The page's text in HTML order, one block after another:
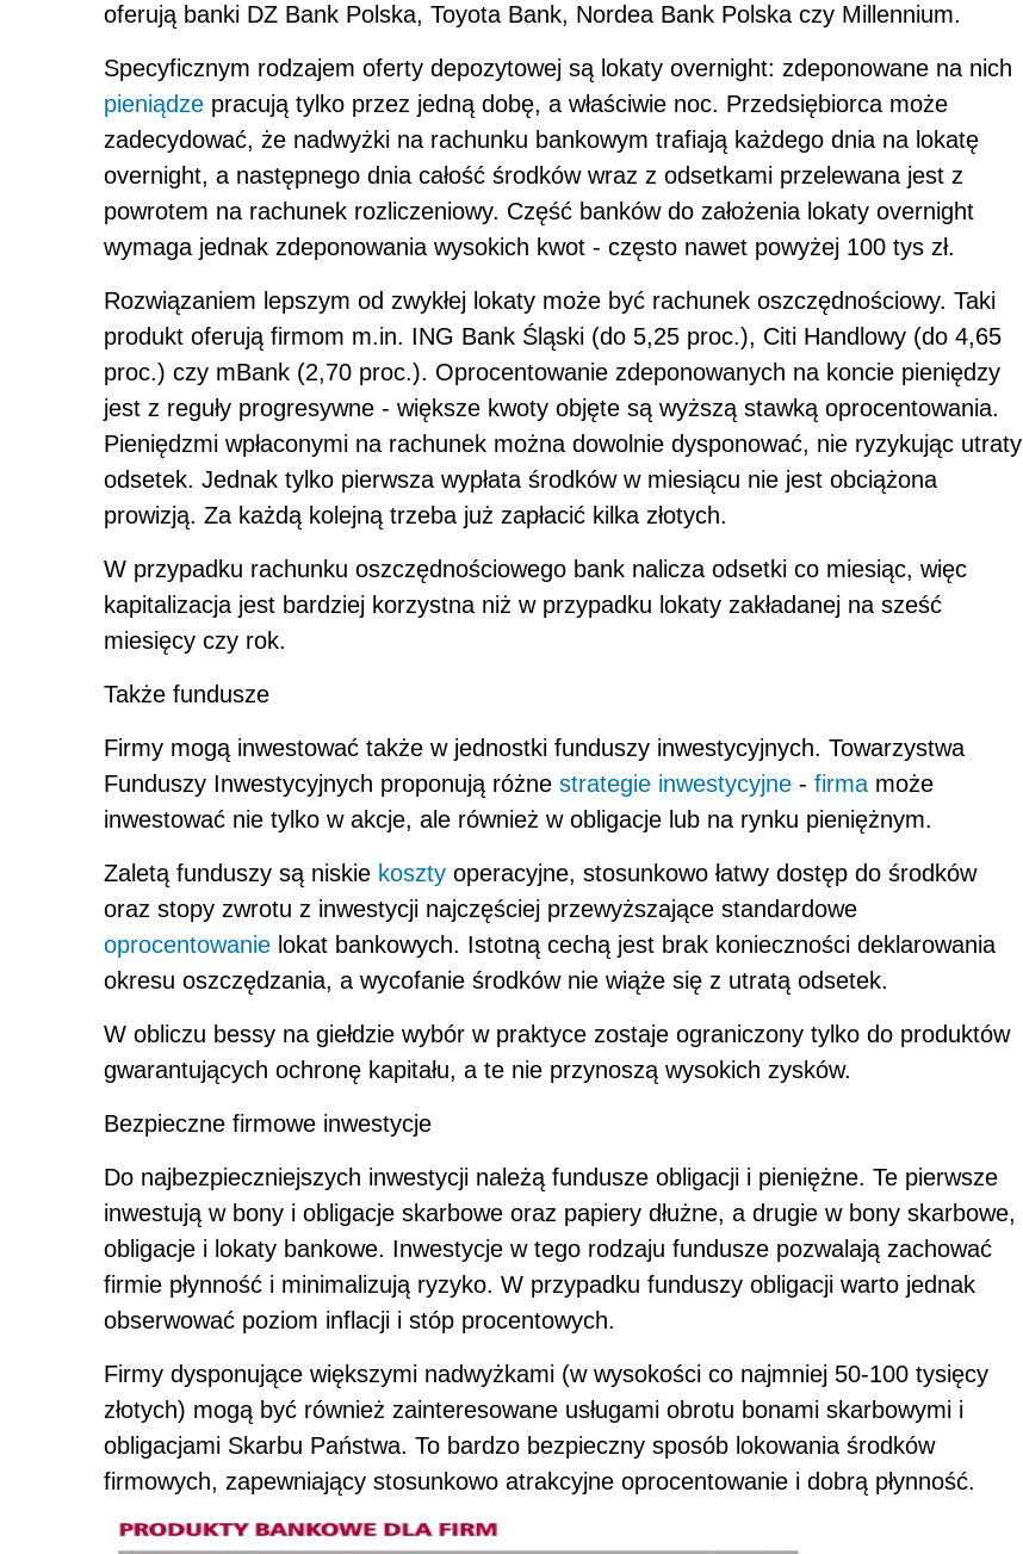
oferują banki DZ Bank Polska, Toyota Bank, Nordea Bank Polska czy Millennium.
Specyficznym rodzajem oferty depozytowej są lokaty overnight: zdeponowane na nich
pieniądze pracują tylko przez jedną dobę, a właściwie noc. Przedsiębiorca może
zadecydować, że nadwyżki na rachunku bankowym trafiają każdego dnia na lokatę
overnight, a następnego dnia całość środków wraz z odsetkami przelewana jest z
powrotem na rachunek rozliczeniowy. Część banków do założenia lokaty overnight
wymaga jednak zdeponowania wysokich kwot - często nawet powyżej 100 tys zł.
Rozwiązaniem lepszym od zwykłej lokaty może być rachunek oszczędnościowy. Taki
produkt oferują firmom m.in. ING Bank Śląski (do 5,25 proc.), Citi Handlowy (do 4,65
proc.) czy mBank (2,70 proc.). Oprocentowanie zdeponowanych na koncie pieniędzy
jest z reguły progresywne - większe kwoty objęte są wyższą stawką oprocentowania.
Pieniędzmi wpłaconymi na rachunek można dowolnie dysponować, nie ryzykując utraty
odsetek. Jednak tylko pierwsza wypłata środków w miesiącu nie jest obciążona
prowizją. Za każdą kolejną trzeba już zapłacić kilka złotych.
W przypadku rachunku oszczędnościowego bank nalicza odsetki co miesiąc, więc
kapitalizacja jest bardziej korzystna niż w przypadku lokaty zakładanej na sześć
miesięcy czy rok.
Także fundusze
Firmy mogą inwestować także w jednostki funduszy inwestycyjnych. Towarzystwa
Funduszy Inwestycyjnych proponują różne strategie inwestycyjne - firma może
inwestować nie tylko w akcje, ale również w obligacje lub na rynku pieniężnym.
Zaletą funduszy są niskie koszty operacyjne, stosunkowo łatwy dostęp do środków
oraz stopy zwrotu z inwestycji najczęściej przewyższające standardowe
oprocentowanie lokat bankowych. Istotną cechą jest brak konieczności deklarowania
okresu oszczędzania, a wycofanie środków nie wiąże się z utratą odsetek.
W obliczu bessy na giełdzie wybór w praktyce zostaje ograniczony tylko do produktów
gwarantujących ochronę kapitału, a te nie przynoszą wysokich zysków.
Bezpieczne firmowe inwestycje
Do najbezpieczniejszych inwestycji należą fundusze obligacji i pieniężne. Te pierwsze
inwestują w bony i obligacje skarbowe oraz papiery dłużne, a drugie w bony skarbowe,
obligacje i lokaty bankowe. Inwestycje w tego rodzaju fundusze pozwalają zachować
firmie płynność i minimalizują ryzyko. W przypadku funduszy obligacji warto jednak
obserwować poziom inflacji i stóp procentowych.
Firmy dysponujące większymi nadwyżkami (w wysokości co najmniej 50-100 tysięcy
złotych) mogą być również zainteresowane usługami obrotu bonami skarbowymi i
obligacjami Skarbu Państwa. To bardzo bezpieczny sposób lokowania środków
firmowych, zapewniający stosunkowo atrakcyjne oprocentowanie i dobrą płynność.